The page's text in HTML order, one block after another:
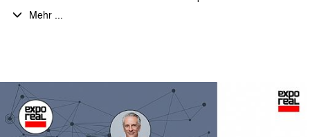
Hier werden zurzeit umfangreiche Umbau- und
Technikflächen modernisiert. Staehr + partner architekten
unterstützt den Hoteleigentümer durch die Erbringung von
Entwurfs- und Ausführungsplanung, sowie die Erstellung von
Ausschreibungsunterlagen und Mitwirkung bei der Vergabe. Wir
Mehr ...